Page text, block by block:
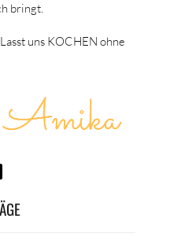
bringt.
uns KOCHEN ohne